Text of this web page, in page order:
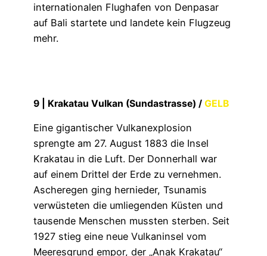
internationalen Flughafen von Denpasar
auf Bali startete und landete kein Flugzeug
mehr.
9 | Krakatau Vulkan (Sundastrasse) / GELB
Eine gigantischer Vulkanexplosion
sprengte am 27. August 1883 die Insel
Krakatau in die Luft. Der Donnerhall war
auf einem Drittel der Erde zu vernehmen.
Ascheregen ging hernieder, Tsunamis
verwüsteten die umliegenden Küsten und
tausende Menschen mussten sterben. Seit
1927 stieg eine neue Vulkaninsel vom
Meeresgrund empor, der „Anak Krakatau“